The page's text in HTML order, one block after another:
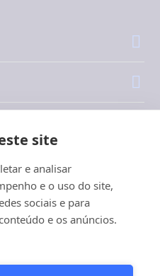
site
e analisar
e o uso do site,
sociais e para
e os anúncios.